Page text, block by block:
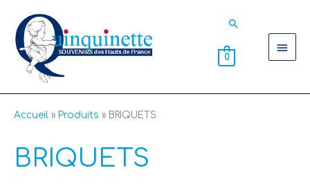
contenu
Rechercher
0
Accueil Produits BRIQUETS
BRIQUETS